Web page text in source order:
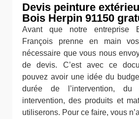
Devis peinture
Bois Herpin 91150
Avant que notre entreprise
François prenne en main
nécessaire que vous nous
de devis. C’est avec ce
pouvez avoir une idée du
durée de l’intervention,
intervention, des produits et
utiliserons. Pour ce faire, vous